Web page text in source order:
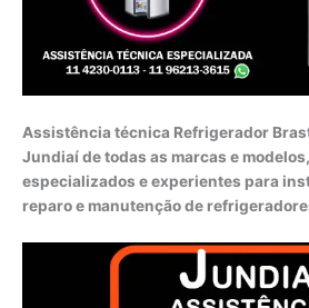
Assistência técnica Refrigerador
Jundiaí de todas as marcas e
especializados e experientes para
reparo e manutenção de